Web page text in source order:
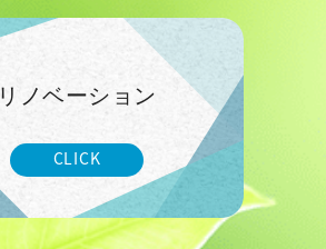
リノベーション
CLICK